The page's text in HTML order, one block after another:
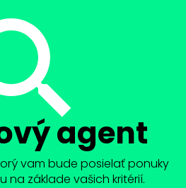
agent
vam bude posielať ponuky
na základe vašich kritérií.